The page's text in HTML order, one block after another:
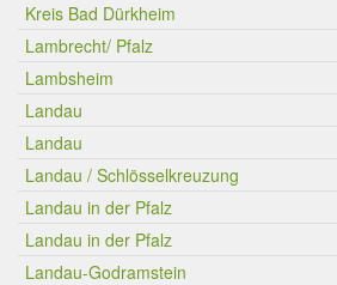
Kreis Bad Dürkheim
Lambrecht/ Pfalz
Lambsheim
Landau
Landau
Landau / Schlösselkreuzung
Landau in der Pfalz
Landau in der Pfalz
Landau-Godramstein